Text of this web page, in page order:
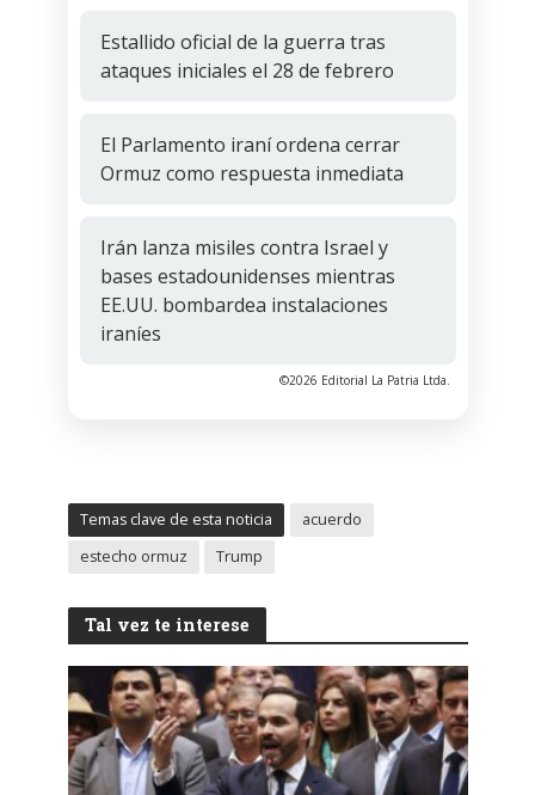
Estallido oficial de la guerra tras
ataques iniciales el 28 de febrero
El Parlamento iraní ordena cerrar
Ormuz como respuesta inmediata
Irán lanza misiles contra Israel y
bases estadounidenses mientras
EE.UU. bombardea instalaciones
iraníes
©2026 Editorial La Patria Ltda.
Temas clave de esta noticia
acuerdo
estecho ormuz
Trump
Tal vez te interese